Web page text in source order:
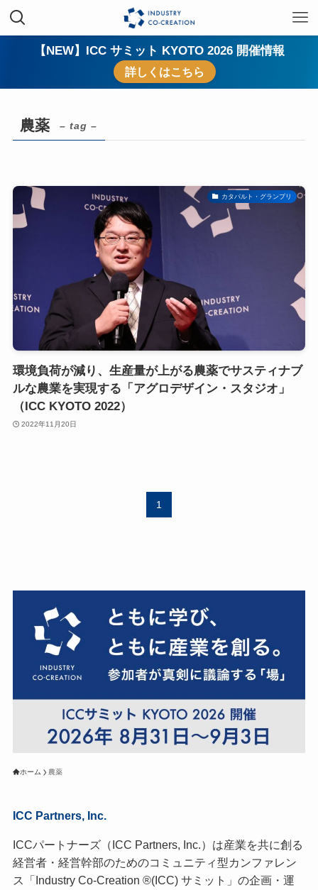
【NEW】ICC サミット KYOTO 2026 開催情報
詳しくはこちら
農薬 – tag –
カタパルト・グランプリ
環境負荷が減り、生産量が上がる農薬でサスティナブ
ルな農業を実現する「アグロデザイン・スタジオ」
（ICC KYOTO 2022）
2022年11月20日
1
ホーム 農薬
ICC Partners, Inc.
ICCパートナーズ（ICC Partners, Inc.）は産業を共に創る
経営者・経営幹部のためのコミュニティ型カンファレン
ス「Industry Co-Creation ®(ICC) サミット」の企画・運